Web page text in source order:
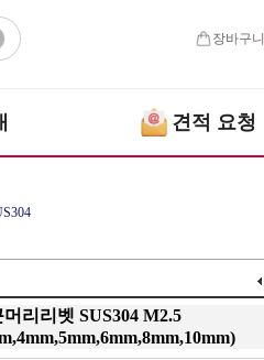
장바구니
견적 요청
머리리벳 SUS304 M2.5